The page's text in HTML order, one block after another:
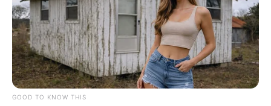
ΤΑΥΤΟΤΗΤΑ ΚΑΙ ΕΠΙΚΟΙΝΩΝΙΑ ΟΡΟΙ ΧΡΗΣΗΣ
GOOD TO KNOW THIS